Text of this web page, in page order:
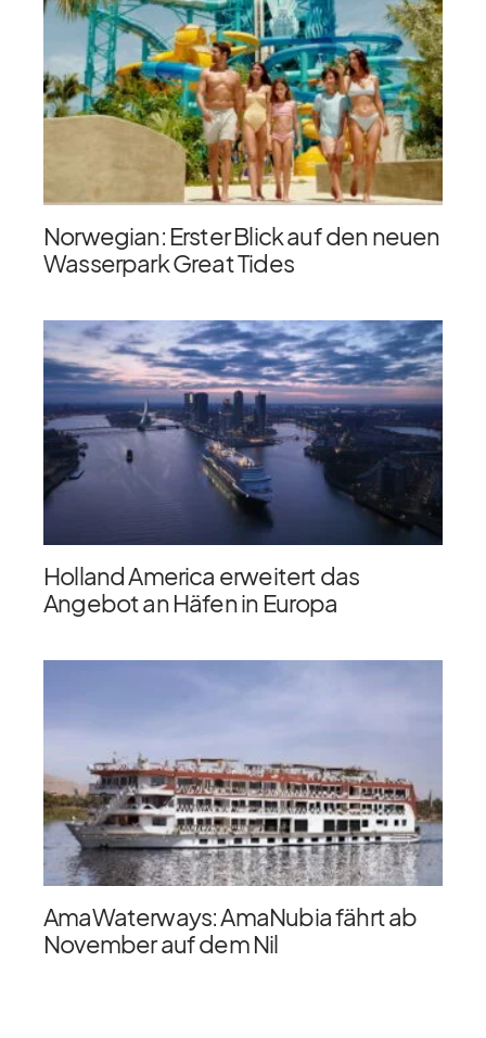
Norwegian: Erster Blick auf den neuen
Wasserpark Great Tides
Holland America erweitert das
Angebot an Häfen in Europa
AmaWaterways: AmaNubia fährt ab
November auf dem Nil